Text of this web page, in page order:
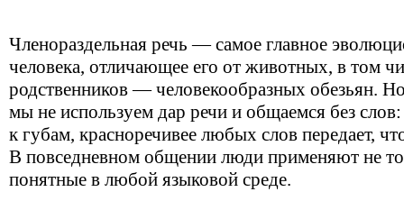
Членораздельная речь — самое главное
человека, отличающее его от животных, в том
родственников — человекообразных обезьян.
мы не используем дар речи и общаемся без
к губам, красноречивее любых слов передает,
В повседневном общении люди применяют не
понятные в любой языковой среде.